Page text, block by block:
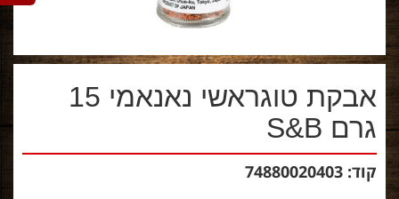
אבקת טוגראשי נאנאמי 15
גרם S&B
קוד: 74880020403